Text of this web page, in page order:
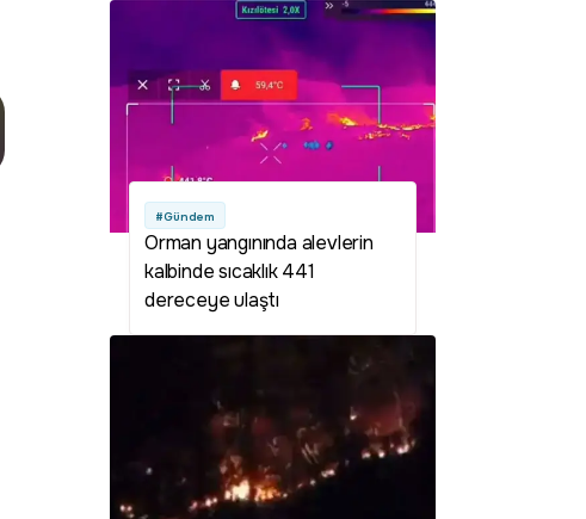
mi? Öğrenci affı ne zaman
çıkacak? Öğrenci affı çıktı mı?
#Gündem
Orman yangınında alevlerin
kalbinde sıcaklık 441
dereceye ulaştı